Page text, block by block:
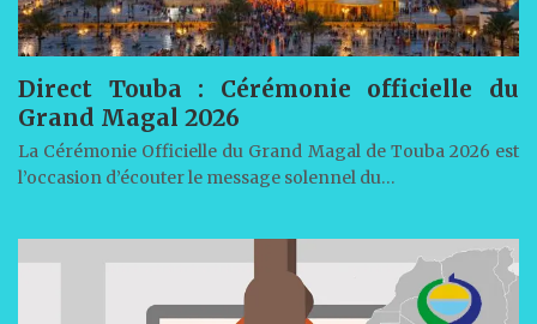
Direct Touba : Cérémonie officielle du
Grand Magal 2026
La Cérémonie Officielle du Grand Magal de Touba 2026 est
l’occasion d’écouter le message solennel du…